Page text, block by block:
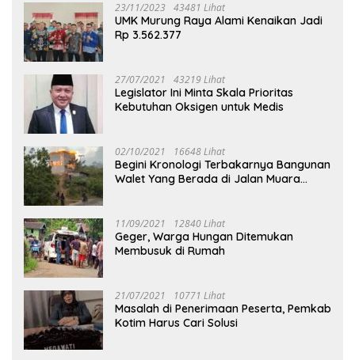
23/11/2023 43481 Lihat
UMK Murung Raya Alami Kenaikan Jadi
Rp 3.562.377
27/07/2021 43219 Lihat
Legislator Ini Minta Skala Prioritas
Kebutuhan Oksigen untuk Medis
02/10/2021 16648 Lihat
Begini Kronologi Terbakarnya Bangunan
Walet Yang Berada di Jalan Muara
11/09/2021 12840 Lihat
Geger, Warga Hungan Ditemukan
Membusuk di Rumah
21/07/2021 10771 Lihat
Masalah di Penerimaan Peserta, Pemkab
Kotim Harus Cari Solusi